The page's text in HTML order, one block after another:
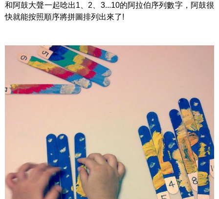
和阿鼓大聲一起唸出1、2、3...10的阿拉伯序列數字，阿鼓很
快就能按照順序將拼圖排列出來了!